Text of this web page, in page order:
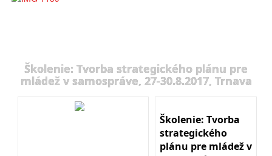
Školenie: Tvorba strategického plánu pre
mládež v samospráve, 27-30.8.2017, Trnava
Školenie: Tvorba
strategického
plánu pre mládež v